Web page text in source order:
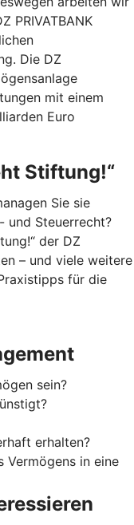
PRIVATBANK
Die DZ
mit einem
Euro
Stiftung!“
Sie sie
und Steuerrecht?
der DZ
– und viele weitere
für die
sein?
erhalten?
Vermögens in eine